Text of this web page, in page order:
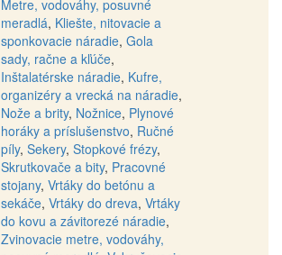
Metre, vodováhy, posuvné
meradlá, Kliešte, nitovacie a
sponkovacie náradie, Gola
sady, račne a kľúče,
Inštalatérske náradie, Kufre,
organizéry a vrecká na náradie,
Nože a brity, Nožnice, Plynové
horáky a príslušenstvo, Ručné
píly, Sekery, Stopkové frézy,
Skrutkovače a bity, Pracovné
stojany, Vrtáky do betónu a
sekáče, Vrtáky do dreva, Vrtáky
do kovu a závitorezé náradie,
Zvinovacie metre, vodováhy,